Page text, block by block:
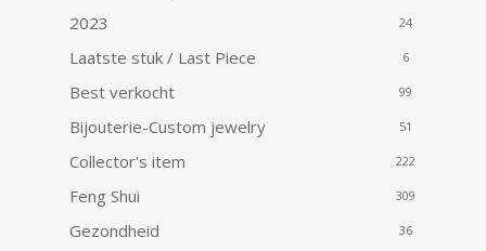
2023 24
Laatste stuk / Last Piece 6
Best verkocht 99
Bijouterie-Custom jewelry 51
Collector's item 222
Feng Shui 309
Gezondheid 36